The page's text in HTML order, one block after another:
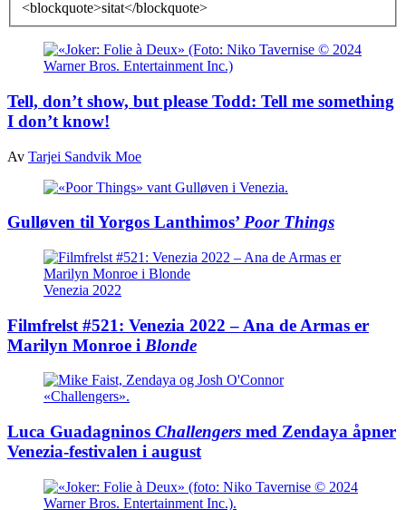
<blockquote>sitat</blockquote>
Tell, don’t show, but please Todd: Tell me something
I don’t know!
Av Tarjei Sandvik Moe
Gulløven til Yorgos Lanthimos’ Poor Things
Venezia 2022
Filmfrelst #521: Venezia 2022 – Ana de Armas er
Marilyn Monroe i Blonde
Luca Guadagninos Challengers med Zendaya åpner
Venezia-festivalen i august